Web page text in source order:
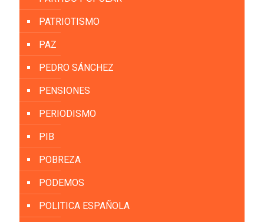
PATRIOTISMO
PAZ
PEDRO SÁNCHEZ
PENSIONES
PERIODISMO
PIB
POBREZA
PODEMOS
POLITICA ESPAÑOLA